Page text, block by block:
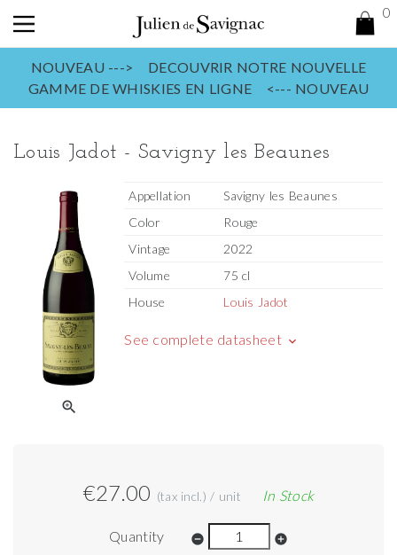
0
NOUVEAU ---> DECOUVRIR NOTRE NOUVELLE
GAMME DE WHISKIES EN LIGNE <--- NOUVEAU
Louis Jadot - Savigny les Beaunes
zoom_in
Appellation
Savigny les Beaunes
Color
Rouge
Vintage
2022
Volume
75 cl
House
Louis Jadot
See complete datasheet keyboard_arrow_down
€27.00 (tax incl.) / unit In Stock
Quantity remove_circle add_circle